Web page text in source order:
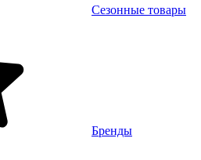
Сезонные товары
Бренды